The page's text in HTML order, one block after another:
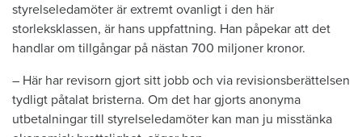
styrelseledamöter är extremt ovanligt i den här
storleksklassen, är hans uppfattning. Han påpekar att det
handlar om tillgångar på nästan 700 miljoner kronor.
– Här har revisorn gjort sitt jobb och via revisionsberättelsen
tydligt påtalat bristerna. Om det har gjorts anonyma
utbetalningar till styrelseledamöter kan man ju misstänka